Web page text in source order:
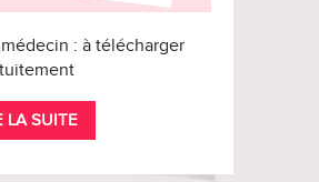
: à télécharger
LA SUITE